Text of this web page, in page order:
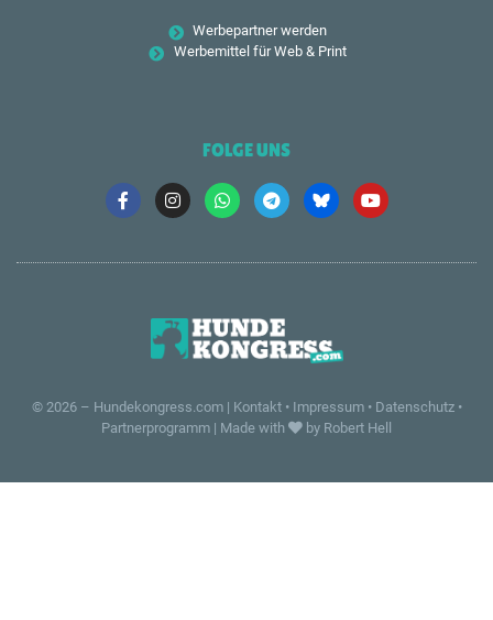
Werbepartner werden
Werbemittel für Web & Print
FOLGE UNS
© 2026 – Hundekongress.com| Kontakt• Impressum• Datenschutz•
Partnerprogramm | Made with by Robert Hell